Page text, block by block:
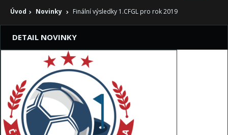
Úvod Novinky Finální výsledky 1.CFGL pro rok 2019
DETAIL NOVINKY